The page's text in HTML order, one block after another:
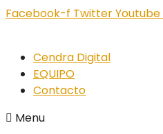
Facebook-f TwitterYoutube
Cendra Digital
EQUIPO
Contacto
Menu